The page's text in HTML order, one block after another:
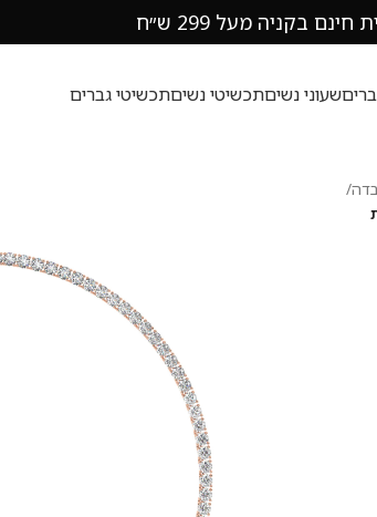
בקניה מעל 299 ש״ח
שעוני נשיםתכשיטי נשיםתכשיטי גברים
/